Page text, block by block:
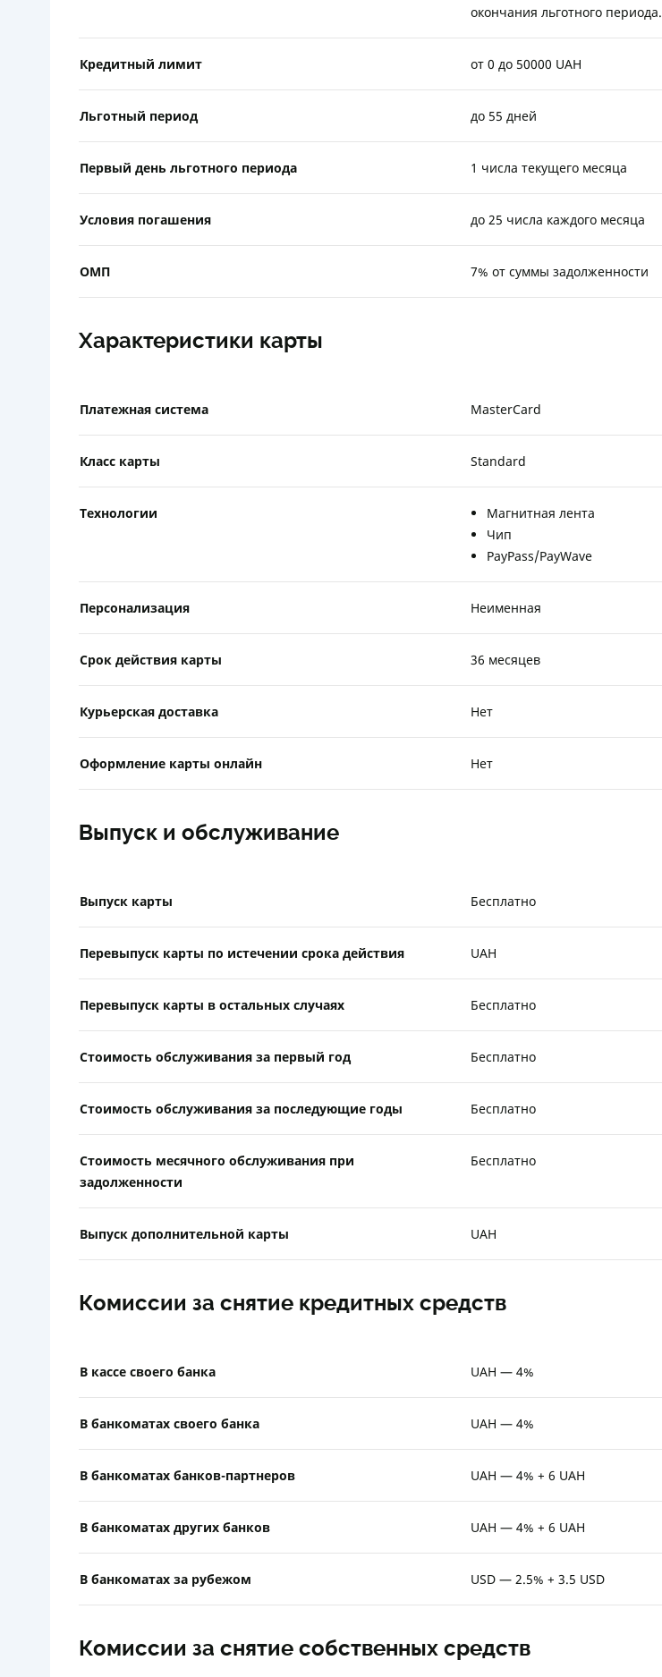
окончания льготного периода.
Кредитный лимит от 0 до 50000 UAH
Льготный период до 55 дней
Первый день льготного периода 1 числа текущего месяца
Условия погашения до 25 числа каждого месяца
ОМП 7% от суммы задолженности
Характеристики карты
Платежная система MasterCard
Класс карты Standard
Технологии
Магнитная лента
Чип
PayPass/PayWave
Персонализация Неименная
Срок действия карты 36 месяцев
Курьерская доставка Нет
Оформление карты онлайн Нет
Выпуск и обслуживание
Выпуск карты Бесплатно
Перевыпуск карты по истечении срока действия UAH
Перевыпуск карты в остальных случаях Бесплатно
Стоимость обслуживания за первый год Бесплатно
Стоимость обслуживания за последующие годы Бесплатно
Стоимость месячного обслуживания при
задолженности
Бесплатно
Выпуск дополнительной карты UAH
Комиссии за снятие кредитных средств
В кассе своего банка UAH — 4%
В банкоматах своего банка UAH — 4%
В банкоматах банков-партнеров UAH — 4% + 6 UAH
В банкоматах других банков UAH — 4% + 6 UAH
В банкоматах за рубежом USD — 2.5% + 3.5 USD
Комиссии за снятие собственных средств